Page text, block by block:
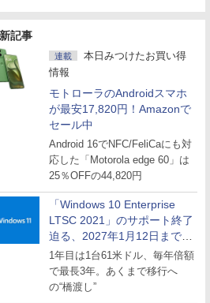
記事
連載
本日みつけたお買い得
情報
モトローラのAndroidスマホ
が最安17,820円！Amazonで
セール中
Android 16でNFC/FeliCaにも対
応した「Motorola edge 60」は
25％OFFの44,820円
「Windows 10 Enterprise
LTSC 2021」のサポート終了
迫る、2027年1月12日まで
～ESUは9月1日から販売
1年目は1台61米ドル、毎年倍額
で最長3年。あくまで移行へ
の“橋渡し”